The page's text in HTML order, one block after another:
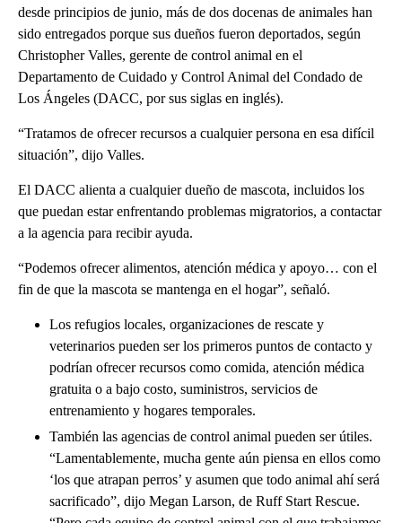
desde principios de junio, más de dos docenas de animales han
sido entregados porque sus dueños fueron deportados, según
Christopher Valles, gerente de control animal en el
Departamento de Cuidado y Control Animal del Condado de
Los Ángeles (DACC, por sus siglas en inglés).
“Tratamos de ofrecer recursos a cualquier persona en esa difícil
situación”, dijo Valles.
El DACC alienta a cualquier dueño de mascota, incluidos los
que puedan estar enfrentando problemas migratorios, a contactar
a la agencia para recibir ayuda.
“Podemos ofrecer alimentos, atención médica y apoyo… con el
fin de que la mascota se mantenga en el hogar”, señaló.
Los refugios locales, organizaciones de rescate y
veterinarios pueden ser los primeros puntos de contacto y
podrían ofrecer recursos como comida, atención médica
gratuita o a bajo costo, suministros, servicios de
entrenamiento y hogares temporales.
También las agencias de control animal pueden ser útiles.
“Lamentablemente, mucha gente aún piensa en ellos como
‘los que atrapan perros’ y asumen que todo animal ahí será
sacrificado”, dijo Megan Larson, de Ruff Start Rescue.